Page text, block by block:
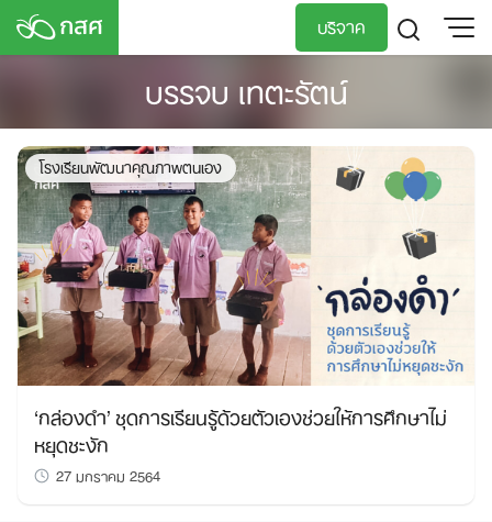
Skip
บริจาค
บรรจบ เทตะรัตน์
โรงเรียนพัฒนาคุณภาพตนเอง
‘กล่องดำ’ ชุดการเรียนรู้ด้วยตัวเองช่วยให้การศึกษาไม่
หยุดชะงัก
27 มกราคม 2564